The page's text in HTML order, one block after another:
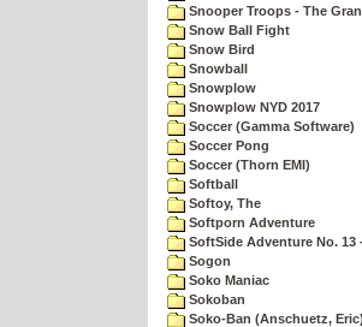
Snooper Troops - The
Snow Ball Fight
Snow Bird
Snowball
Snowplow
Snowplow NYD 2017
Soccer (Gamma Software)
Soccer Pong
Soccer (Thorn EMI)
Softball
Softoy, The
Softporn Adventure
SoftSide Adventure No. 13
Sogon
Soko Maniac
Sokoban
Soko-Ban (Anschuetz,